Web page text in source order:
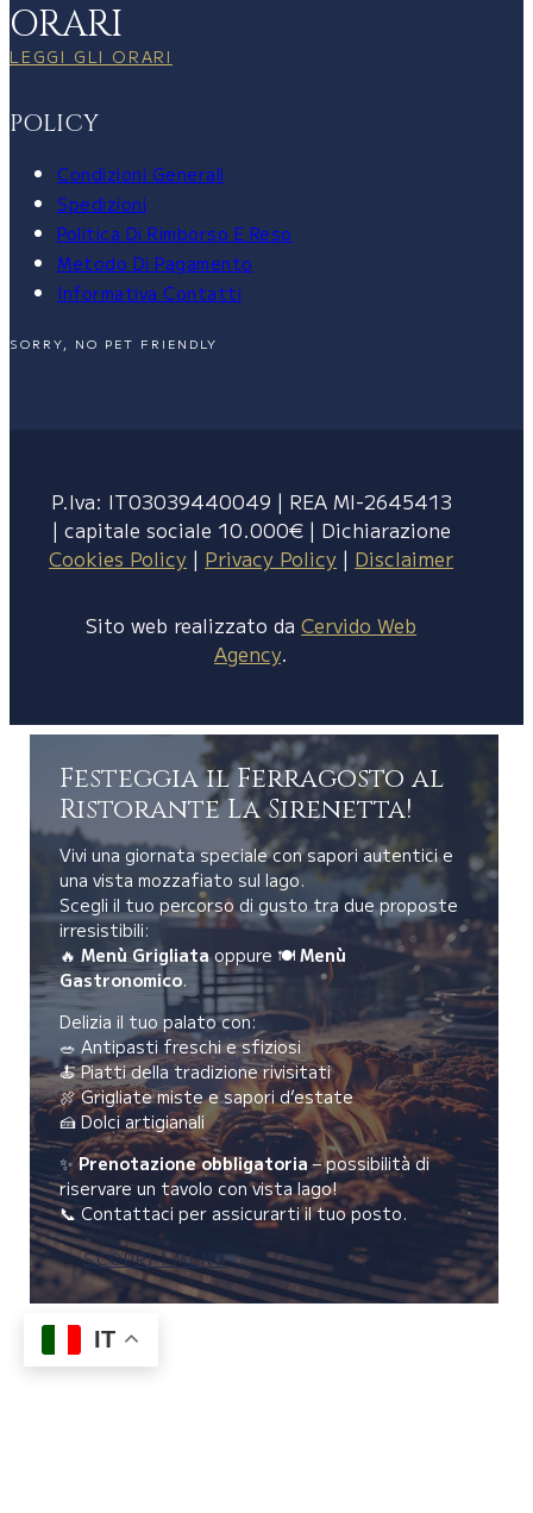
ORARI
LEGGI GLI ORARI
POLICY
Condizioni Generali
Spedizioni
Politica Di Rimborso E Reso
Metodo Di Pagamento
Informativa Contatti
SORRY, NO PET FRIENDLY
P.Iva: IT03039440049 | REA MI-2645413
| capitale sociale 10.000€ | Dichiarazione
Cookies Policy | Privacy Policy | Disclaimer
Sito web realizzato daCervido Web
Agency.
IT
Festeggia il Ferragosto al
Ristorante La Sirenetta!
Vivi una giornata speciale con sapori autentici e
una vista mozzafiato sul lago.
Scegli il tuo percorso di gusto tra due proposte
irresistibili:
🔥 Menù Grigliataoppure 🍽️ Menù
Gastronomico.
Delizia il tuo palato con:
🥗 Antipasti freschi e sfiziosi
🍝 Piatti della tradizione rivisitati
🍖 Grigliate miste e sapori d’estate
🍰 Dolci artigianali
✨Prenotazione obbligatoria – possibilità di
riservare un tavolo con vista lago!
📞 Contattaci per assicurarti il tuo posto.
SCOPRI I MENU